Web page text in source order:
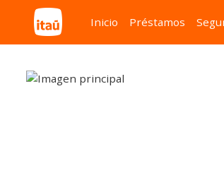
Inicio Préstamos